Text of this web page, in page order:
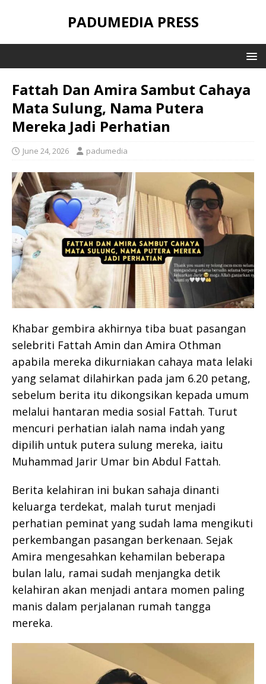
PADUMEDIA PRESS
Fattah Dan Amira Sambut Cahaya
Mata Sulung, Nama Putera
Mereka Jadi Perhatian
June 24, 2026 padumedia
Khabar gembira akhirnya tiba buat pasangan
selebriti Fattah Amin dan Amira Othman
apabila mereka dikurniakan cahaya mata lelaki
yang selamat dilahirkan pada jam 6.20 petang,
sebelum berita itu dikongsikan kepada umum
melalui hantaran media sosial Fattah. Turut
mencuri perhatian ialah nama indah yang
dipilih untuk putera sulung mereka, iaitu
Muhammad Jarir Umar bin Abdul Fattah.
Berita kelahiran ini bukan sahaja dinanti
keluarga terdekat, malah turut menjadi
perhatian peminat yang sudah lama mengikuti
perkembangan pasangan berkenaan. Sejak
Amira mengesahkan kehamilan beberapa
bulan lalu, ramai sudah menjangka detik
kelahiran akan menjadi antara momen paling
manis dalam perjalanan rumah tangga
mereka.